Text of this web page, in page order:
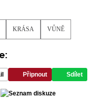
KRÁSA VŮNĚ
Připnout Sdílet